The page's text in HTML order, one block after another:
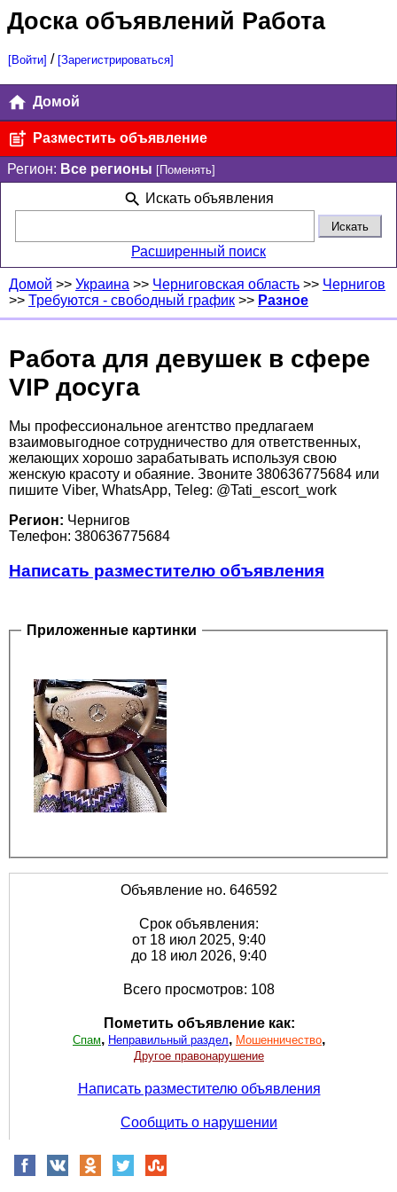
Доска объявлений Работа
[Войти] / [Зарегистрироваться]
Домой
Разместить объявление
Регион: Все регионы [Поменять]
Искать объявления
Расширенный поиск
Домой >> Украина >> Черниговская область >> Чернигов
>> Требуются - свободный график >> Разное
Работа для девушек в сфере
VIP досуга
Мы профессиональное агентство предлагаем
взаимовыгодное сотрудничество для ответственных,
желающих хорошо зарабатывать используя свою
женскую красоту и обаяние. Звоните 380636775684 или
пишите Viber, WhatsApp, Teleg: @Tati_escort_work
Регион: Чернигов
Телефон: 380636775684
Написать разместителю объявления
Приложенные картинки
Объявление но. 646592
Срок объявления:
от 18 июл 2025, 9:40
до 18 июл 2026, 9:40
Всего просмотров: 108
Пометить объявление как:
Спам, Неправильный раздел, Мошенничество,
Другое правонарушение
Написать разместителю объявления
Сообщить о нарушении